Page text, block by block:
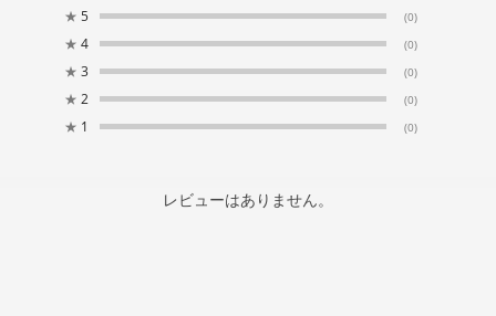
★ 5 (0)
★ 4 (0)
★ 3 (0)
★ 2 (0)
★ 1 (0)
レビューはありません。